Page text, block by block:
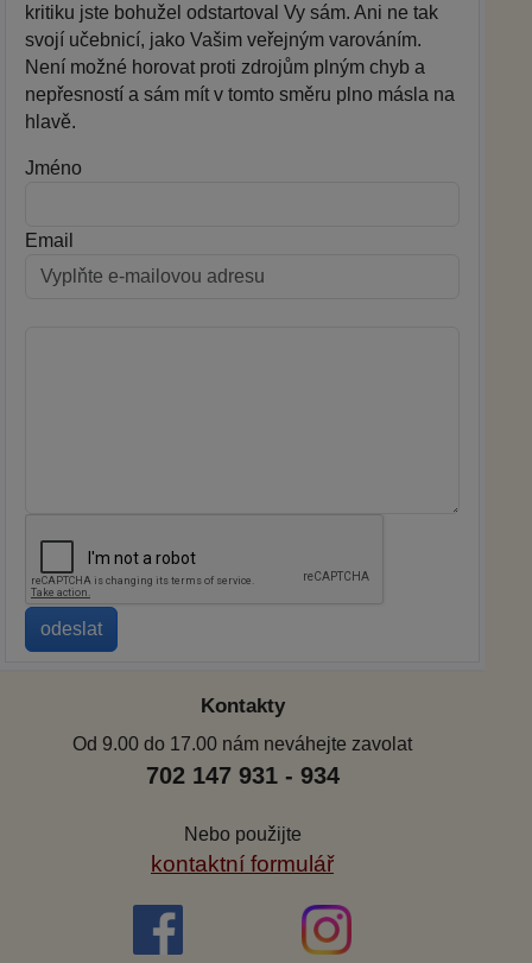
kritiku jste bohužel odstartoval Vy sám. Ani ne tak
svojí učebnicí, jako Vašim veřejným varováním.
Není možné horovat proti zdrojům plným chyb a
nepřesností a sám mít v tomto směru plno másla na
hlavě.
Jméno
Email
Kontakty
Od 9.00 do 17.00 nám neváhejte zavolat
702 147 931 - 934
Nebo použijte
kontaktní formulář